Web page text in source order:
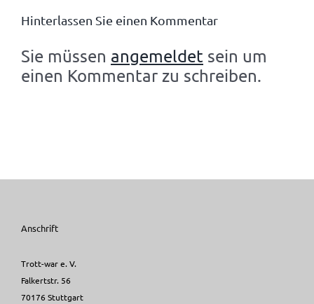
Hinterlassen Sie einen Kommentar
Sie müssen angemeldet sein um
einen Kommentar zu schreiben.
Anschrift
Trott-war e. V.
Falkertstr. 56
70176 Stuttgart